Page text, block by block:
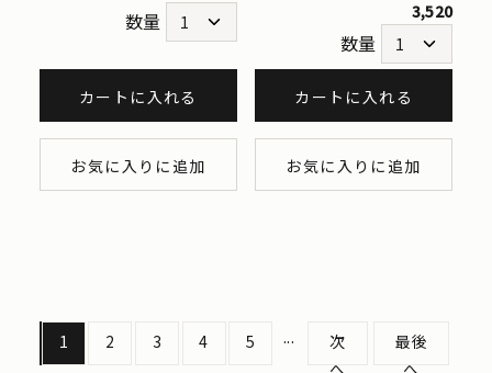
数量
カートに入れる
お気に入りに追加
3,520
数量
カートに入れる
お気に入りに追加
1 2 3 4 5 ...
次
最後